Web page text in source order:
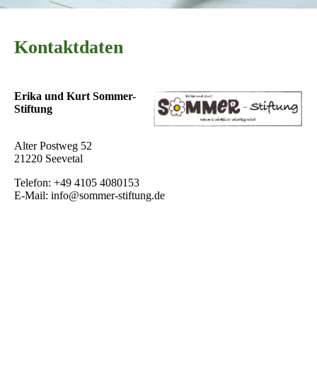
Kontaktdaten
Erika und Kurt Sommer-
Stiftung
Alter Postweg 52
21220 Seevetal
Telefon: +49 4105 4080153
E-Mail: info@sommer-stiftung.de